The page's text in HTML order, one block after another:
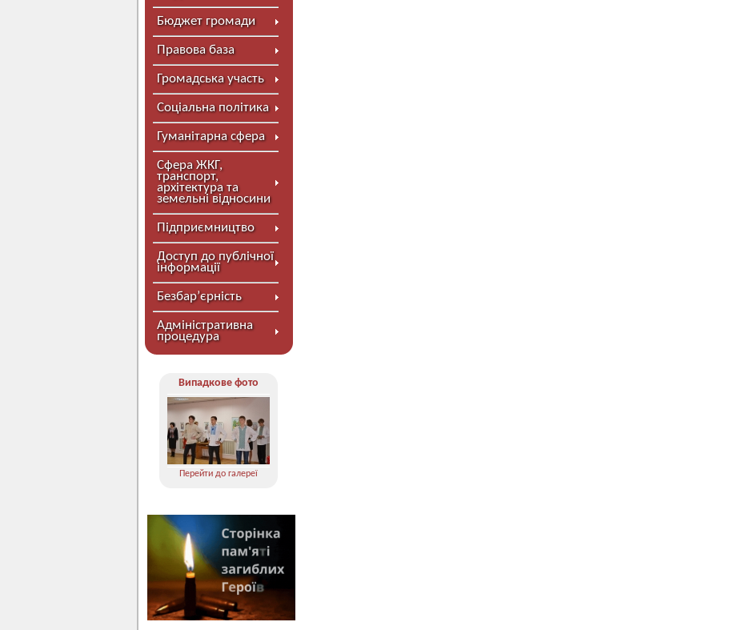
Бюджет громади
Правова база
Громадська участь
Соціальна політика
Гуманітарна сфера
Сфера ЖКГ,
транспорт,
архітектура та
земельні відносини
Підприємництво
Доступ до публічної
інформації
Безбар’єрність
Адміністративна
процедура
Випадкове фото
Перейти до галереї